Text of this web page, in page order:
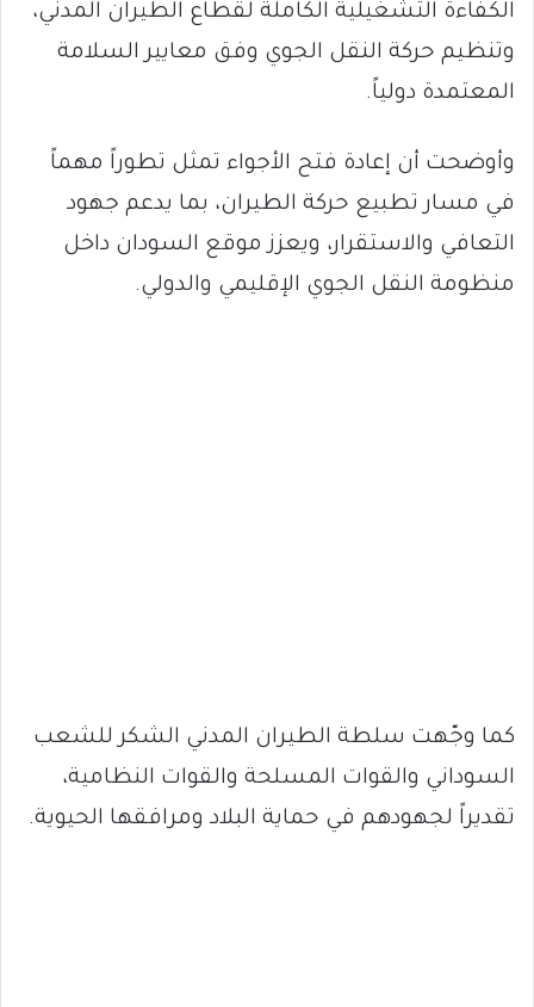
الكفاءة التشغيلية الكاملة لقطاع الطيران المدني،
وتنظيم حركة النقل الجوي وفق معايير السلامة
المعتمدة دولياً.
وأوضحت أن إعادة فتح الأجواء تمثل تطوراً مهماً
في مسار تطبيع حركة الطيران، بما يدعم جهود
التعافي والاستقرار، ويعزز موقع السودان داخل
منظومة النقل الجوي الإقليمي والدولي.
كما وجّهت سلطة الطيران المدني الشكر للشعب
السوداني والقوات المسلحة والقوات النظامية،
تقديراً لجهودهم في حماية البلاد ومرافقها الحيوية.